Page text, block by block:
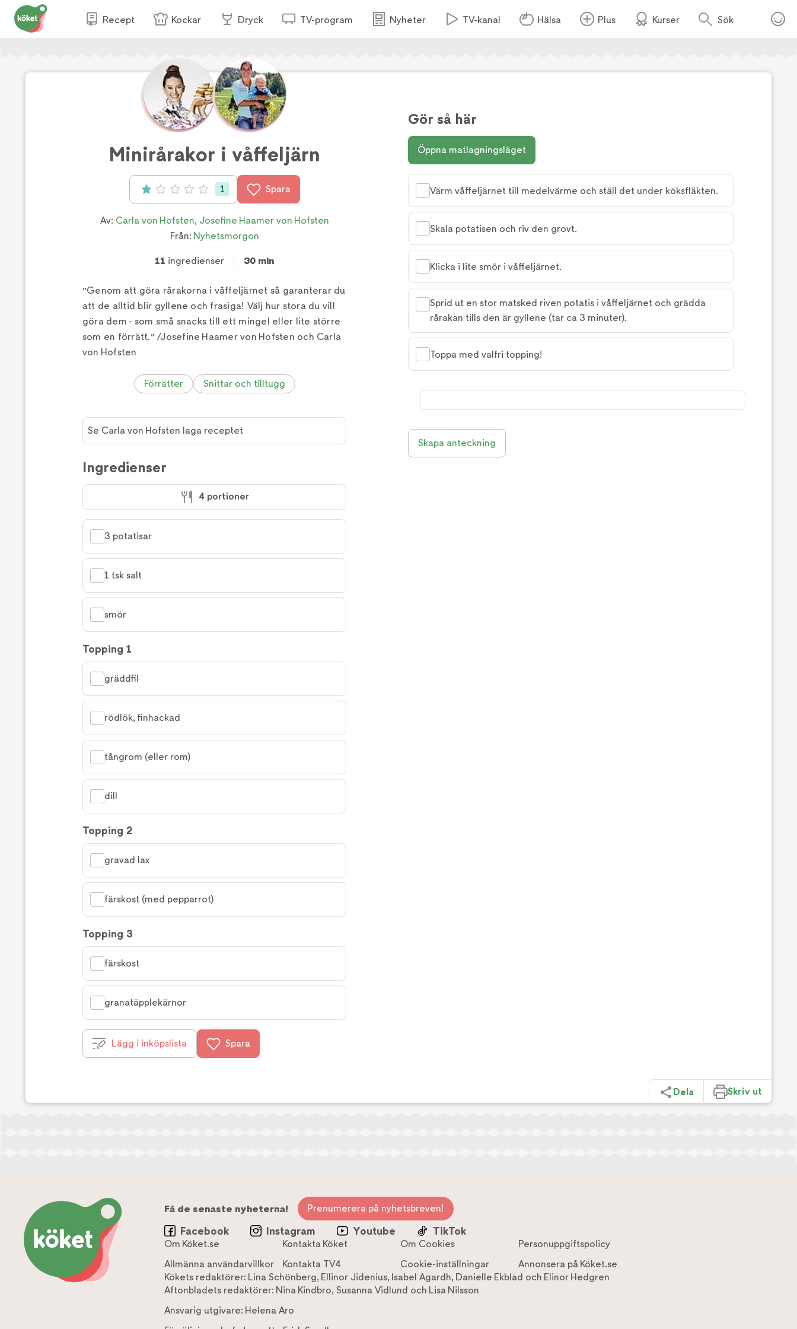
Recept Kockar Dryck TV-program Nyheter TV-kanal Hälsa Plus Kurser Sök
Foto:TV4
Minirårakor i våffeljärn
Betyg: 1 av 5 (1 röster)
1 Spara
Av: Carla von Hofsten, Josefine Haamer von Hofsten
Från: Nyhetsmorgon
11 ingredienser 30 min
"Genom att göra rårakorna i våffeljärnet så garanterar du
att de alltid blir gyllene och frasiga! Välj hur stora du vill
göra dem - som små snacks till ett mingel eller lite större
som en förrätt." /Josefine Haamer von Hofsten och Carla
von Hofsten
Förrätter Snittar och tilltugg
Se Carla von Hofsten laga receptet
Ingredienser
4 portioner
3 potatisar
1 tsk salt
smör
Topping 1
gräddfil
rödlök, finhackad
tångrom (eller rom)
dill
Topping 2
gravad lax
färskost (med pepparrot)
Topping 3
färskost
granatäpplekärnor
Lägg i inköpslista Spara
Gör så här
Öppna matlagningsläget
Värm våffeljärnet till medelvärme och ställ det under köksfläkten.
Skala potatisen och riv den grovt.
Klicka i lite smör i våffeljärnet.
Sprid ut en stor matsked riven potatis i våffeljärnet och grädda
rårakan tills den är gyllene (tar ca 3 minuter).
Toppa med valfri topping!
Skapa anteckning
Dela Skriv ut
Få de senaste nyheterna! Prenumerera på nyhetsbreven!
Facebook Instagram Youtube TikTok
Om Köket.se Kontakta Köket Om Cookies
Personuppgiftspolicy
Allmänna användarvillkor
Kontakta TV4 Cookie-inställningar
Annonsera på Köket.se
Kökets redaktörer: Lina Schönberg, Ellinor Jidenius, Isabel Agardh, Danielle Ekblad och Elinor Hedgren
Aftonbladets redaktörer: Nina Kindbro, Susanna Vidlund och Lisa Nilsson
Ansvarig utgivare: Helena Aro